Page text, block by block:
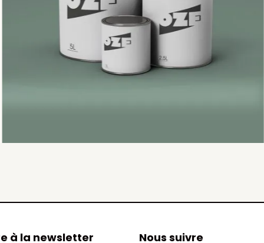
à la newsletter Nous suivre